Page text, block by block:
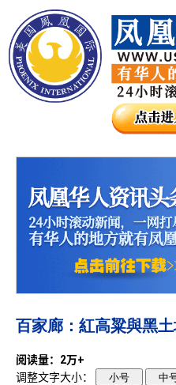
百家廊：紅高粱與黑
阅读量：2万+
调整文字大小：
小号 中